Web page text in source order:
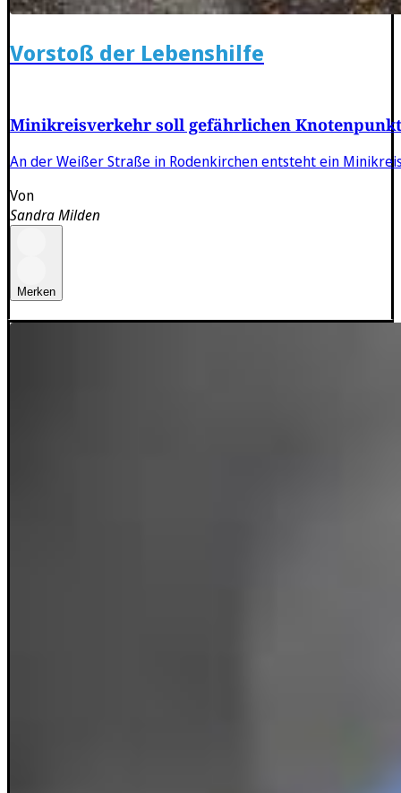
Vorstoß der Lebenshilfe
Minikreisverkehr soll gefährlichen
An der Weißer Straße in Rodenkirchen entsteht ein
Von
Sandra Milden
Merken